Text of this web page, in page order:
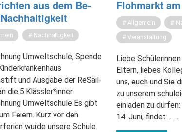
aus dem Be­
Nachhaltigkeit
Umweltschule, Spende
und Ausgabe der ReSail-
die 5.Klässler*innen
Umweltschule Es gibt
Feiern. Kurz vor den
wurde unsere Schule
Floh­markt
Allgemein
Veranstaltung
Liebe
Eltern, liebes
uns, euch und Sie
zu unserem
einladen zu
14. Juni, findet . . .